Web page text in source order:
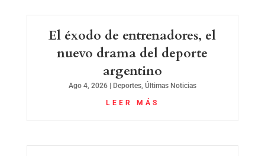
El éxodo de entrenadores, el
nuevo drama del deporte
argentino
Ago 4, 2026| Deportes, Últimas Noticias
LEER MÁS